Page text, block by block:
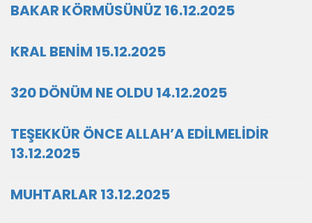
BAKAR KÖRMÜSÜNÜZ 16.12.2025
KRAL BENİM 15.12.2025
320 DÖNÜM NE OLDU 14.12.2025
TEŞEKKÜR ÖNCE ALLAH’A EDİLMELİDİR
13.12.2025
MUHTARLAR 13.12.2025